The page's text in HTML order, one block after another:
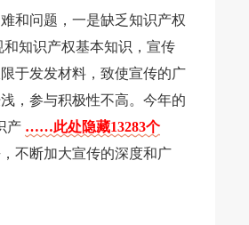
和问题，一是缺乏知识产权
知识产权基本知识，宣传
于发发材料，致使宣传的广
，参与积极性不高。今年的
产 ……此处隐藏13283个
不断加大宣传的深度和广